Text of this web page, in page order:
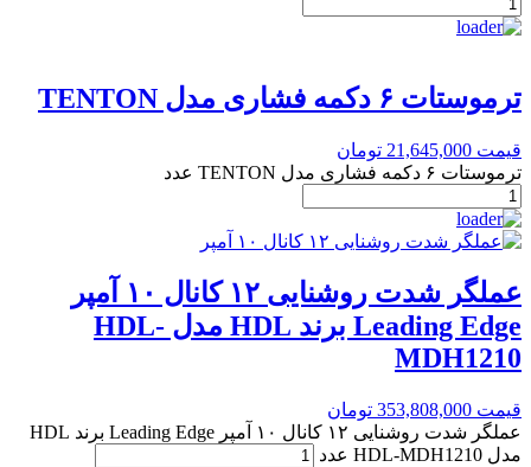
ترموستات ۶ دکمه فشاری مدل TENTON
قیمت 21,645,000 تومان
ترموستات ۶ دکمه فشاری مدل TENTON عدد
عملگر شدت روشنایی ۱۲ کانال ۱۰ آمپر
Leading Edge برند HDL مدل HDL-
MDH1210
قیمت 353,808,000 تومان
عملگر شدت روشنایی ۱۲ کانال ۱۰ آمپر Leading Edge برند HDL
مدل HDL-MDH1210 عدد